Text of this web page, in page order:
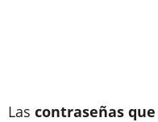
Las contraseñas